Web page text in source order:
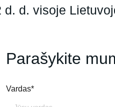
Parašykite
Vardas*
d. d. visoje